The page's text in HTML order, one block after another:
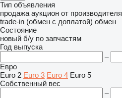
Тип объявления
продажа аукцион от производителя
trade-in (обмен с доплатой) обмен
Состояние
новый б/у по запчастям
Год выпуска
–
Евро
Euro 2 Euro 3 Euro 4 Euro 5
Собственный вес
–